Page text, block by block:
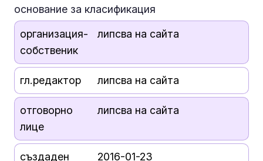
основание за класификация
организация-
собственик
липсва на сайта
гл.редактор липсва на сайта
отговорно
лице
липсва на сайта
създаден 2016-01-23